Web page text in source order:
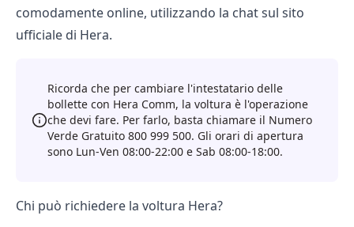
comodamente online, utilizzando la chat sul sito
ufficiale di Hera.
Ricorda che per cambiare l'intestatario delle
bollette con Hera Comm, la voltura è l'operazione
che devi fare. Per farlo, basta chiamare il Numero
Verde Gratuito 800 999 500. Gli orari di apertura
sono Lun-Ven 08:00-22:00 e Sab 08:00-18:00.
Chi può richiedere la voltura Hera?